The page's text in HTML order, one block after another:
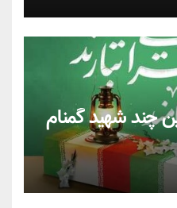
چند شهید گمنام